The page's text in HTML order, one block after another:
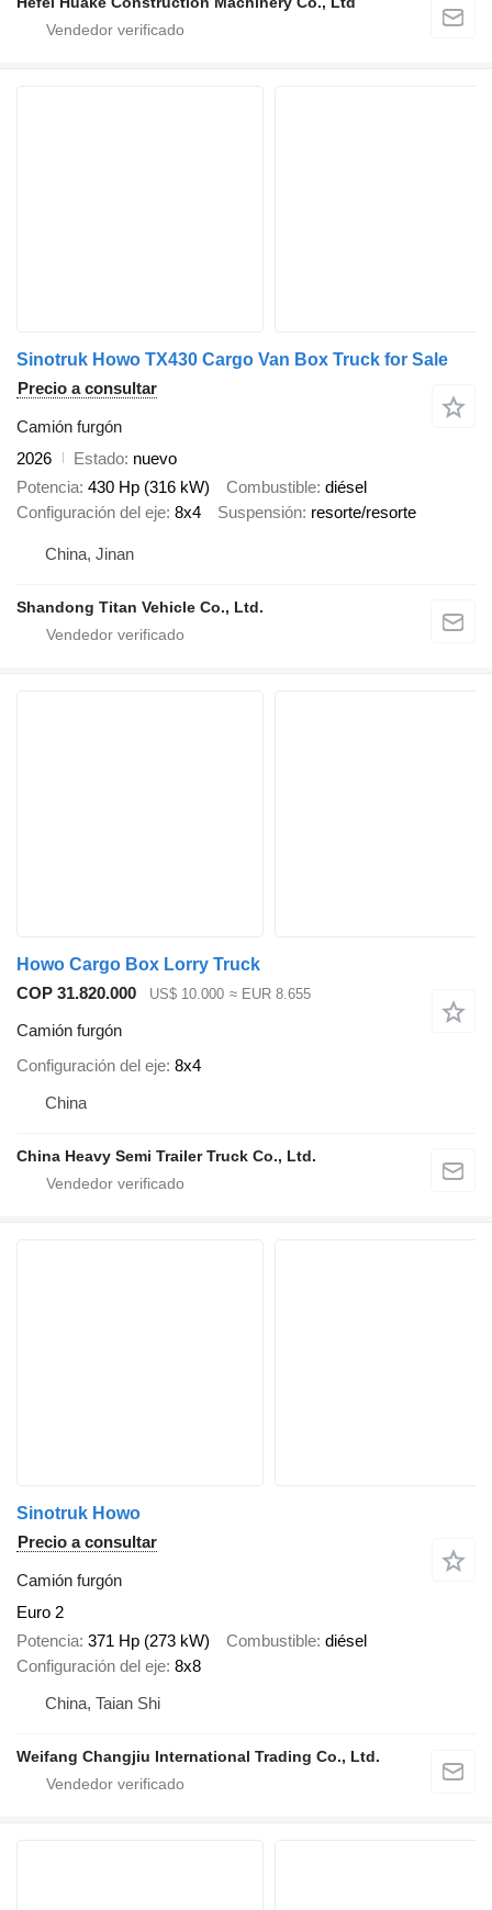
Sinotruk Howo TX430 Cargo Van Box Truck for Sale
Precio a consultar
Camión furgón
2026
Estado nuevo
Potencia 430 Hp (316 kW) Combustible diésel
Configuración del eje 8x4 Suspensión resorte/resorte
China, Jinan
Shandong Titan Vehicle Co., Ltd.
Howo Cargo Box Lorry Truck
COP 31.820.000
US$ 10.000 ≈ EUR 8.655
Camión furgón
Configuración del eje 8x4
China
China Heavy Semi Trailer Truck Co., Ltd.
Sinotruk Howo
Precio a consultar
Camión furgón
Euro 2
Potencia 371 Hp (273 kW) Combustible diésel
Configuración del eje 8x8
China, Taian Shi
Weifang Changjiu International Trading Co., Ltd.